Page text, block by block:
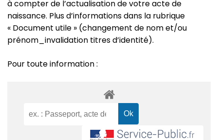
à compter de l’actualisation de votre acte de
naissance. Plus d’informations dans la rubrique
« Document utile » (changement de nom et/ou
prénom_invalidation titres d’identité).
Pour toute information :